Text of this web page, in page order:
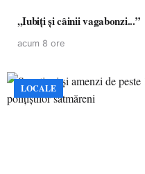
,,Iubiți și câinii vagabonzi...”
acum 8 ore
LOCALE